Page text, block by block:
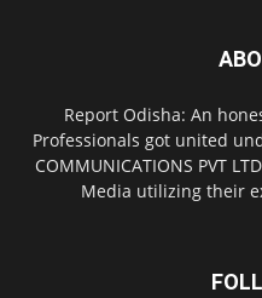
Report Odisha: An
Professionals got united
COMMUNICATIONS PVT
Media utilizing their